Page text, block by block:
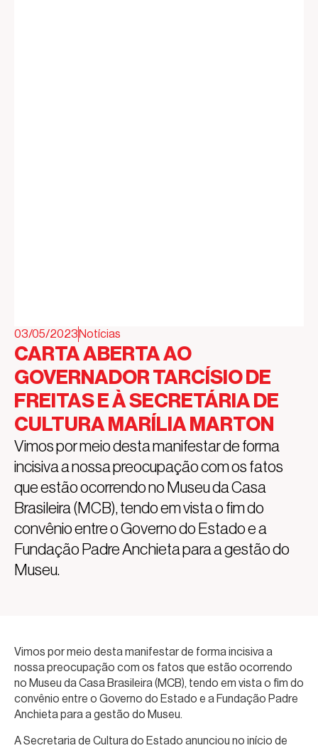
03/05/2023 Notícias
CARTA ABERTA AO
GOVERNADOR TARCÍSIO DE
FREITAS E À SECRETÁRIA DE
CULTURA MARÍLIA MARTON
Vimos por meio desta manifestar de forma
incisiva a nossa preocupação com os fatos
que estão ocorrendo no Museu da Casa
Brasileira (MCB), tendo em vista o fim do
convênio entre o Governo do Estado e a
Fundação Padre Anchieta para a gestão do
Museu.
Vimos por meio desta manifestar de forma incisiva a
nossa preocupação com os fatos que estão ocorrendo
no Museu da Casa Brasileira (MCB), tendo em vista o fim do
convênio entre o Governo do Estado e a Fundação Padre
Anchieta para a gestão do Museu.
A Secretaria de Cultura do Estado anunciou no início de